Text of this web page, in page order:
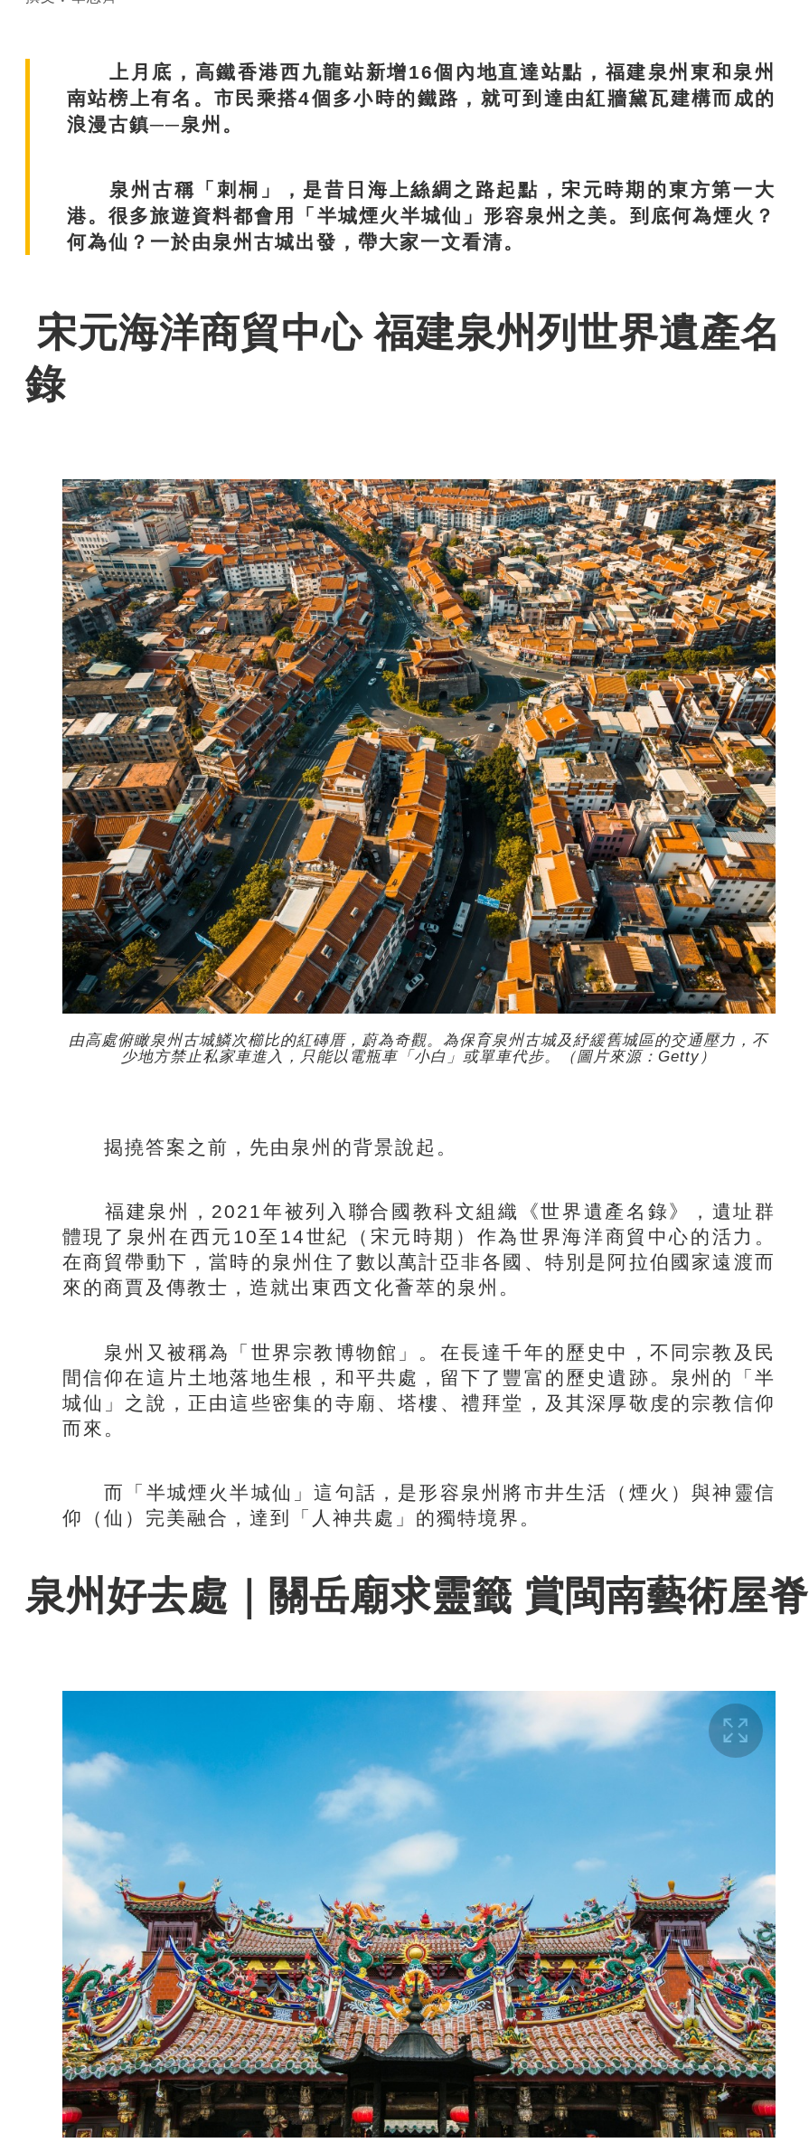
上月底，高鐵香港西九龍站新增16個內地直達站點，福建泉州東和泉州
南站榜上有名。市民乘搭4個多小時的鐵路，就可到達由紅牆黛瓦建構而成的
浪漫古鎮──泉州。
泉州古稱「刺桐」，是昔日海上絲綢之路起點，宋元時期的東方第一大
港。很多旅遊資料都會用「半城煙火半城仙」形容泉州之美。到底何為煙火？
何為仙？一於由泉州古城出發，帶大家一文看清。
宋元海洋商貿中心 福建泉州列世界遺產名
錄
由高處俯瞰泉州古城鱗次櫛比的紅磚厝，蔚為奇觀。為保育泉州古城及紓緩舊城區的交通壓力，不
少地方禁止私家車進入，只能以電瓶車「小白」或單車代步。（圖片來源：Getty）
揭撓答案之前，先由泉州的背景說起。
福建泉州，2021年被列入聯合國教科文組織《世界遺產名錄》，遺址群
體現了泉州在西元10至14世紀（宋元時期）作為世界海洋商貿中心的活力。
在商貿帶動下，當時的泉州住了數以萬計亞非各國、特別是阿拉伯國家遠渡而
來的商賈及傳教士，造就出東西文化薈萃的泉州。
泉州又被稱為「世界宗教博物館」。在長達千年的歷史中，不同宗教及民
間信仰在這片土地落地生根，和平共處，留下了豐富的歷史遺跡。泉州的「半
城仙」之說，正由這些密集的寺廟、塔樓、禮拜堂，及其深厚敬虔的宗教信仰
而來。
而「半城煙火半城仙」這句話，是形容泉州將市井生活（煙火）與神靈信
仰（仙）完美融合，達到「人神共處」的獨特境界。
泉州好去處｜關岳廟求靈籤 賞閩南藝術屋脊